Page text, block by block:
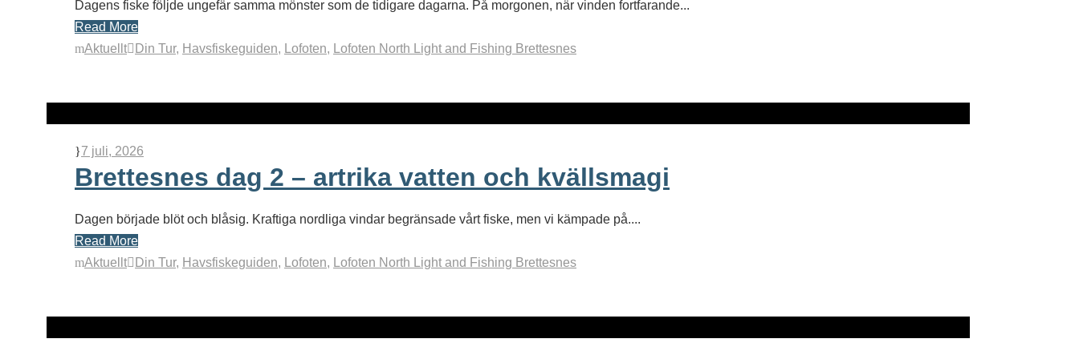
Dagens fiske följde ungefär samma mönster som de tidigare dagarna. På morgonen, när vinden fortfarande...
Read More
Aktuellt
Din Tur, Havsfiskeguiden, Lofoten, Lofoten North Light and Fishing Brettesnes
7 juli, 2026
Brettesnes dag 2 – artrika vatten och kvällsmagi
Dagen började blöt och blåsig. Kraftiga nordliga vindar begränsade vårt fiske, men vi kämpade på....
Read More
Aktuellt
Din Tur, Havsfiskeguiden, Lofoten, Lofoten North Light and Fishing Brettesnes